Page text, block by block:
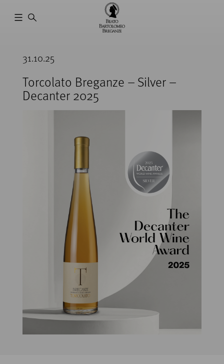
31.10.25
Torcolato Breganze – Silver –
Decanter 2025